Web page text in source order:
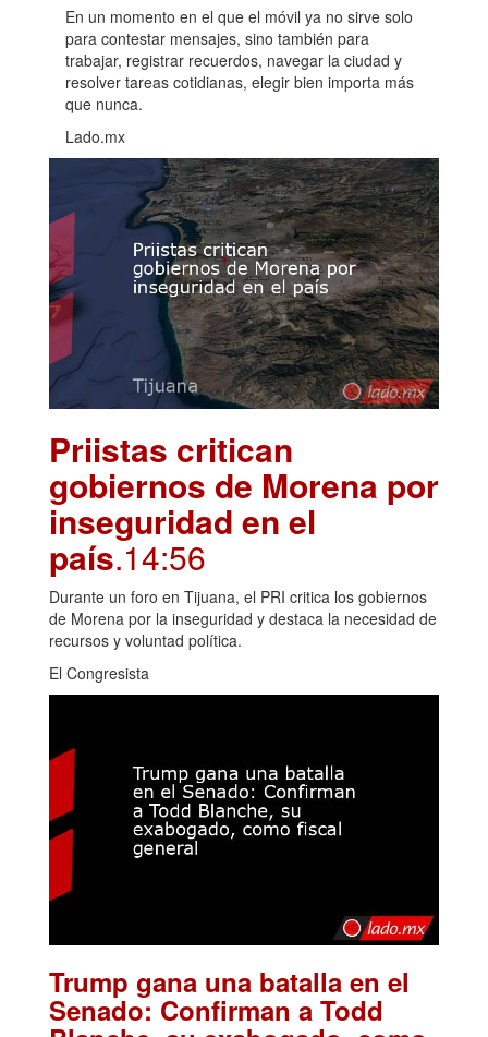
En un momento en el que el móvil ya no sirve solo
para contestar mensajes, sino también para
trabajar, registrar recuerdos, navegar la ciudad y
resolver tareas cotidianas, elegir bien importa más
que nunca.
Lado.mx
Priistas critican
gobiernos de Morena por
inseguridad en el
país.14:56
Durante un foro en Tijuana, el PRI critica los gobiernos
de Morena por la inseguridad y destaca la necesidad de
recursos y voluntad política.
El Congresista
Trump gana una batalla en el
Senado: Confirman a Todd